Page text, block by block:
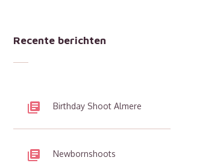
Recente berichten
Birthday Shoot Almere
Newbornshoots